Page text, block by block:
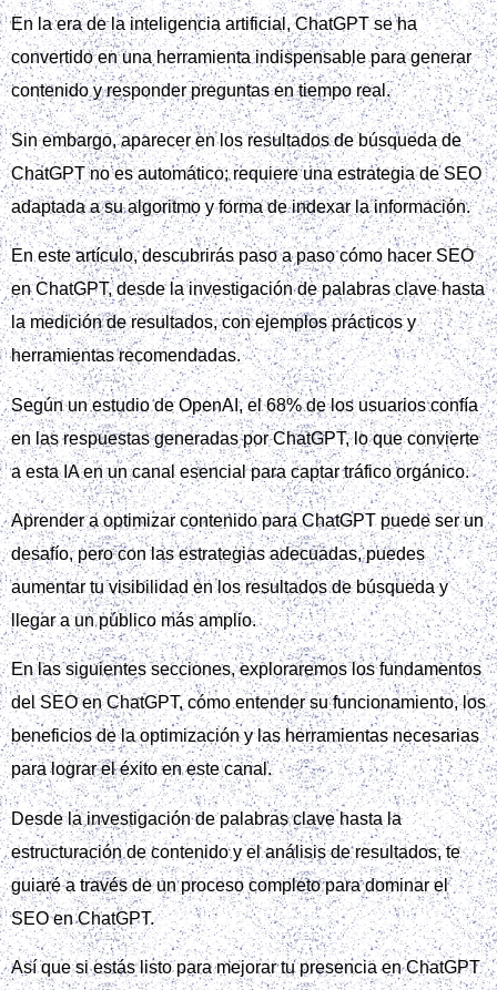
En la era de la inteligencia artificial, ChatGPT se ha
convertido en una herramienta indispensable para generar
contenido y responder preguntas en tiempo real.
Sin embargo, aparecer en los resultados de búsqueda de
ChatGPT no es automático; requiere una estrategia de SEO
adaptada a su algoritmo y forma de indexar la información.
En este artículo, descubrirás paso a paso cómo hacer SEO
en ChatGPT, desde la investigación de palabras clave hasta
la medición de resultados, con ejemplos prácticos y
herramientas recomendadas.
Según un estudio de OpenAI, el 68% de los usuarios confía
en las respuestas generadas por ChatGPT, lo que convierte
a esta IA en un canal esencial para captar tráfico orgánico.
Aprender a optimizar contenido para ChatGPT puede ser un
desafío, pero con las estrategias adecuadas, puedes
aumentar tu visibilidad en los resultados de búsqueda y
llegar a un público más amplio.
En las siguientes secciones, exploraremos los fundamentos
del SEO en ChatGPT, cómo entender su funcionamiento, los
beneficios de la optimización y las herramientas necesarias
para lograr el éxito en este canal.
Desde la investigación de palabras clave hasta la
estructuración de contenido y el análisis de resultados, te
guiaré a través de un proceso completo para dominar el
SEO en ChatGPT.
Así que si estás listo para mejorar tu presencia en ChatGPT